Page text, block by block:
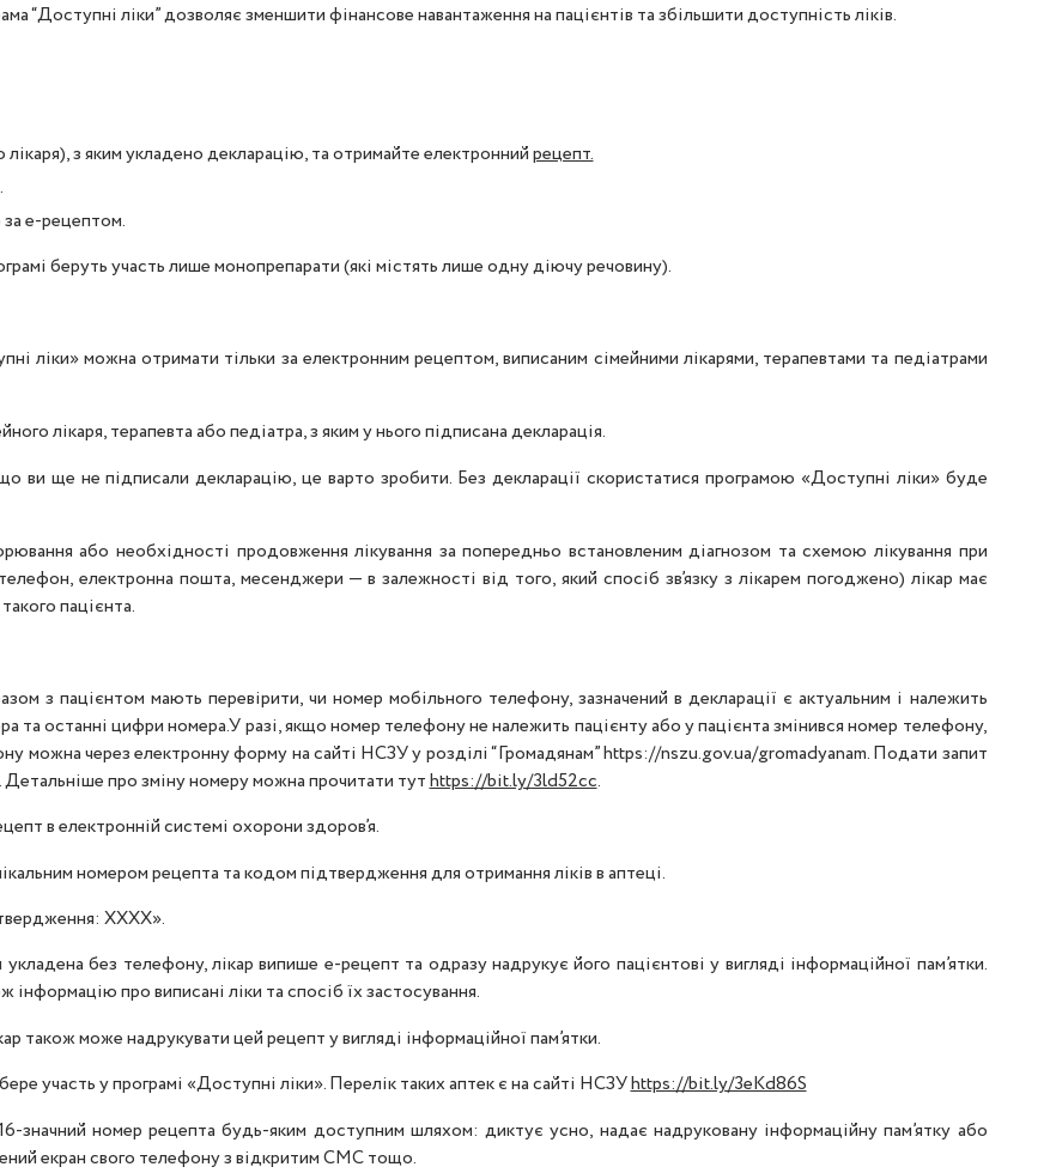
“Доступні ліки” дозволяє зменшити фінансове навантаження на пацієнтів та збільшити доступність ліків.
з яким укладено декларацію, та отримайте електроннийрецепт.
е-рецептом.
беруть участь лише монопрепарати (які містять лише одну діючу речовину).
ліки» можна отримати тільки за електронним рецептом, виписаним сімейними лікарями, терапевтами та педіатрами
лікаря, терапевта або педіатра, з яким у нього підписана декларація.
ви ще не підписали декларацію, це варто зробити. Без декларації скористатися програмою «Доступні ліки» буде
або необхідності продовження лікування за попередньо встановленим діагнозом та схемою лікування при
електронна пошта, месенджери — в залежності від того, який спосіб зв’язку з лікарем погоджено) лікар має
пацієнта.
з пацієнтом мають перевірити, чи номер мобільного телефону, зазначений в декларації є актуальним і належить
та останні цифри номера.У разі, якщо номер телефону не належить пацієнту або у пацієнта змінився номер телефону,
можна через електронну форму на сайті НСЗУ у розділі “Громадянам” https://nszu.gov.ua/gromadyanam. Подати запит
Детальніше про зміну номеру можна прочитати тутhttps://bit.ly/3ld52cc.
в електронній системі охорони здоров’я.
номером рецепта та кодом підтвердження для отримання ліків в аптеці.
ХХХХ».
без телефону, лікар випише е-рецепт та одразу надрукує його пацієнтові у вигляді інформаційної пам’ятки.
про виписані ліки та спосіб їх застосування.
також може надрукувати цей рецепт у вигляді інформаційної пам’ятки.
участь у програмі «Доступні ліки». Перелік таких аптек є на сайті НСЗУhttps://bit.ly/3eKd86S
значний номер рецепта будь-яким доступним шляхом: диктує усно, надає надруковану інформаційну пам’ятку або
екран свого телефону з відкритим СМС тощо.